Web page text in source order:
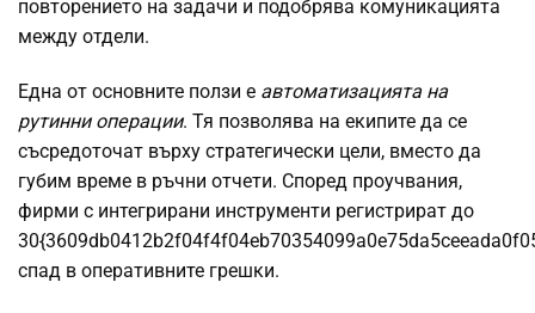
повторението на задачи и подобрява комуникацията
между отдели.
Една от основните ползи е автоматизацията на
рутинни операции. Тя позволява на екипите да се
съсредоточат върху стратегически цели, вместо да
губим време в ръчни отчети. Според проучвания,
фирми с интегрирани инструменти регистрират до
спад в оперативните грешки.